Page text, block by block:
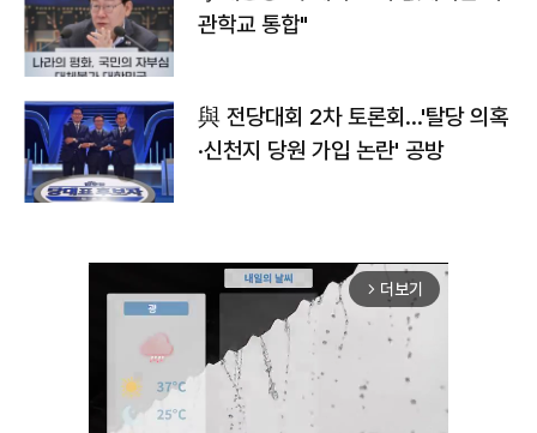
관학교 통합"
與 전당대회 2차 토론회…'탈당 의혹
·신천지 당원 가입 논란' 공방
arrow_forward_ios 더보기